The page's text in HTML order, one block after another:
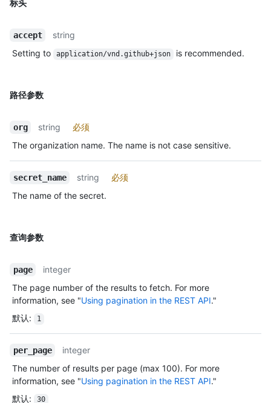
标头
accept
string
Setting to
application/vnd.github+json is recommended.
路径参数
org string
必须
The organization name. The name is not case sensitive.
secret_name string
必须
The name of the secret.
查询参数
page
integer
The page number of the results to fetch. For more
information, see "Using pagination in the REST API."
默认: 1
per_page
integer
The number of results per page (max 100). For more
information, see "Using pagination in the REST API."
默认: 30